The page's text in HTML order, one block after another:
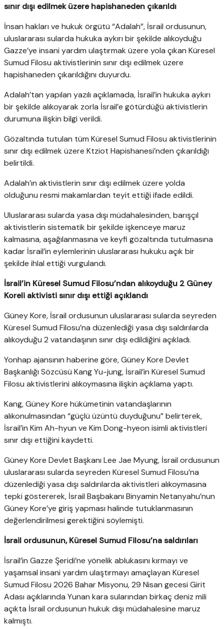
sınır dışı edilmek üzere hapishaneden çıkarıldı
İnsan hakları ve hukuk örgütü “Adalah”, İsrail ordusunun,
uluslararası sularda hukuka aykırı bir şekilde alıkoyduğu
Gazze’ye insani yardım ulaştırmak üzere yola çıkan Küresel
Sumud Filosu aktivistlerinin sınır dışı edilmek üzere
hapishaneden çıkarıldığını duyurdu.
Adalah’tan yapılan yazılı açıklamada, İsrail’in hukuka aykırı
bir şekilde alıkoyarak zorla İsrail’e götürdüğü aktivistlerin
durumuna ilişkin bilgi verildi.
Gözaltında tutulan tüm Küresel Sumud Filosu aktivistlerinin
sınır dışı edilmek üzere Ktziot Hapishanesi’nden çıkarıldığı
belirtildi.
Adalah’ın aktivistlerin sınır dışı edilmek üzere yolda
olduğunu resmi makamlardan teyit ettiği ifade edildi.
Uluslararası sularda yasa dışı müdahalesinden, barışçıl
aktivistlerin sistematik bir şekilde işkenceye maruz
kalmasına, aşağılanmasına ve keyfi gözaltında tutulmasına
kadar İsrail’in eylemlerinin uluslararası hukuku açık bir
şekilde ihlal ettiği vurgulandı.
İsrail’in Küresel Sumud Filosu’ndan alıkoyduğu 2 Güney
Koreli aktivisti sınır dışı ettiği açıklandı
Güney Kore, İsrail ordusunun uluslararası sularda seyreden
Küresel Sumud Filosu’na düzenlediği yasa dışı saldırılarda
alıkoyduğu 2 vatandaşının sınır dışı edildiğini açıkladı.
Yonhap ajansının haberine göre, Güney Kore Devlet
Başkanlığı Sözcüsü Kang Yu-jung, İsrail’in Küresel Sumud
Filosu aktivistlerini alıkoymasına ilişkin açıklama yaptı.
Kang, Güney Kore hükümetinin vatandaşlarının
alıkonulmasından “güçlü üzüntü duyduğunu” belirterek,
İsrail’in Kim Ah-hyun ve Kim Dong-hyeon isimli aktivistleri
sınır dışı ettiğini kaydetti.
Güney Kore Devlet Başkanı Lee Jae Myung, İsrail ordusunun
uluslararası sularda seyreden Küresel Sumud Filosu’na
düzenlediği yasa dışı saldırılarda aktivistleri alıkoymasına
tepki göstererek, İsrail Başbakanı Binyamin Netanyahu’nun
Güney Kore’ye giriş yapması halinde tutuklanmasının
değerlendirilmesi gerektiğini söylemişti.
İsrail ordusunun, Küresel Sumud Filosu’na saldırıları
İsrail’in Gazze Şeridi’ne yönelik ablukasını kırmayı ve
yaşamsal insani yardım ulaştırmayı amaçlayan Küresel
Sumud Filosu 2026 Bahar Misyonu, 29 Nisan gecesi Girit
Adası açıklarında Yunan kara sularından birkaç deniz mili
açıkta İsrail ordusunun hukuk dışı müdahalesine maruz
kalmıştı.